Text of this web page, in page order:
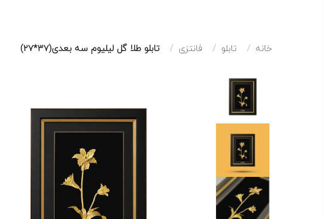
خانه تابلو فانتزی تابلو طلا گل لیلیوم سه بعدی(۳۷*۲۷)